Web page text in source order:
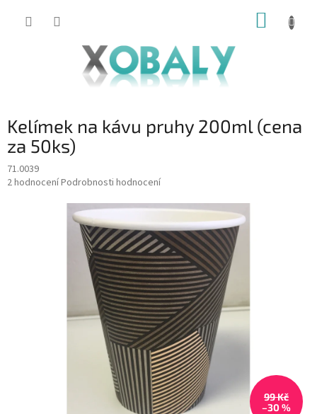
KOŠÍK
Kelímek na kávu pruhy 200ml (cena
za 50ks)
71.0039
Průměrné
2 hodnoceníPodrobnosti hodnocení
99 Kč
–30 %